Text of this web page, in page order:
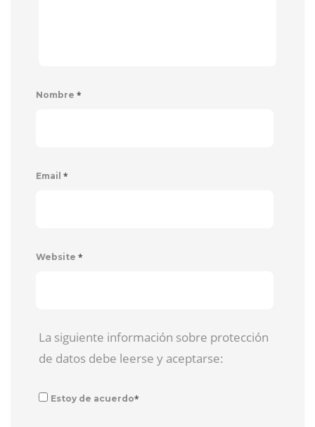
Nombre *
Email *
Website *
La siguiente información sobre protección
de datos debe leerse y aceptarse:
Estoy de acuerdo*